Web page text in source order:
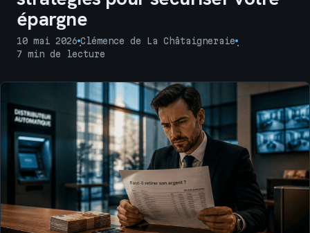
MARKETING
TECH
épargne
10 mai 2026
·
Clémence de La Châtaigneraie
·
7 min de lecture